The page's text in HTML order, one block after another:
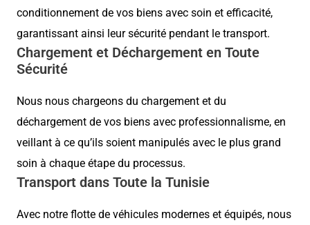
conditionnement de vos biens avec soin et efficacité,
garantissant ainsi leur sécurité pendant le transport.
Chargement et Déchargement en Toute
Sécurité
Nous nous chargeons du chargement et du
déchargement de vos biens avec professionnalisme, en
veillant à ce qu’ils soient manipulés avec le plus grand
soin à chaque étape du processus.
Transport dans Toute la Tunisie
Avec notre flotte de véhicules modernes et équipés, nous